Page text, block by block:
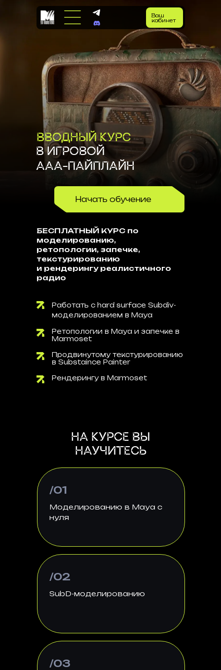
Ваш
кабинет
В ИГРОВОЙ
ААА-ПАЙПЛАЙН
ВВОДНЫЙ КУРС
БЕСПЛАТНЫЙ КУРС по
моделированию,
ретопологии, запечке,
текстурированию
и рендерингу реалистичного
радио
Работать с hard surface Subdiv-
моделированием в Maya
Ретопологии в Maya и запечке в
Marmoset
Продвинутому текстурированию
в Substaince Painter
Рендерингу в Marmoset
Начать обучение
НА КУРСЕ ВЫ
НАУЧИТЕСЬ
/03
/02
SubD-моделированию
/01
Моделированию в Maya с
нуля